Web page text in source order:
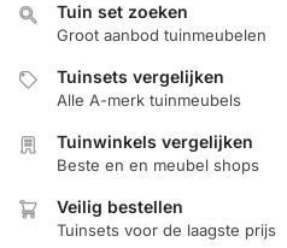
Tuin set zoeken
Groot aanbod tuinmeubelen
Tuinsets vergelijken
Alle A-merk tuinmeubels
Tuinwinkels vergelijken
Beste en en meubel shops
Veilig bestellen
Tuinsets voor de laagste prijs